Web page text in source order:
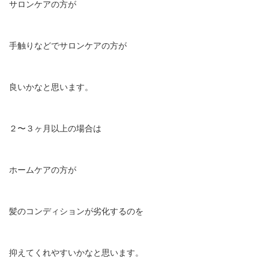
サロンケアの方が
手触りなどでサロンケアの方が
良いかなと思います。
２〜３ヶ月以上の場合は
ホームケアの方が
髪のコンディションが劣化するのを
抑えてくれやすいかなと思います。